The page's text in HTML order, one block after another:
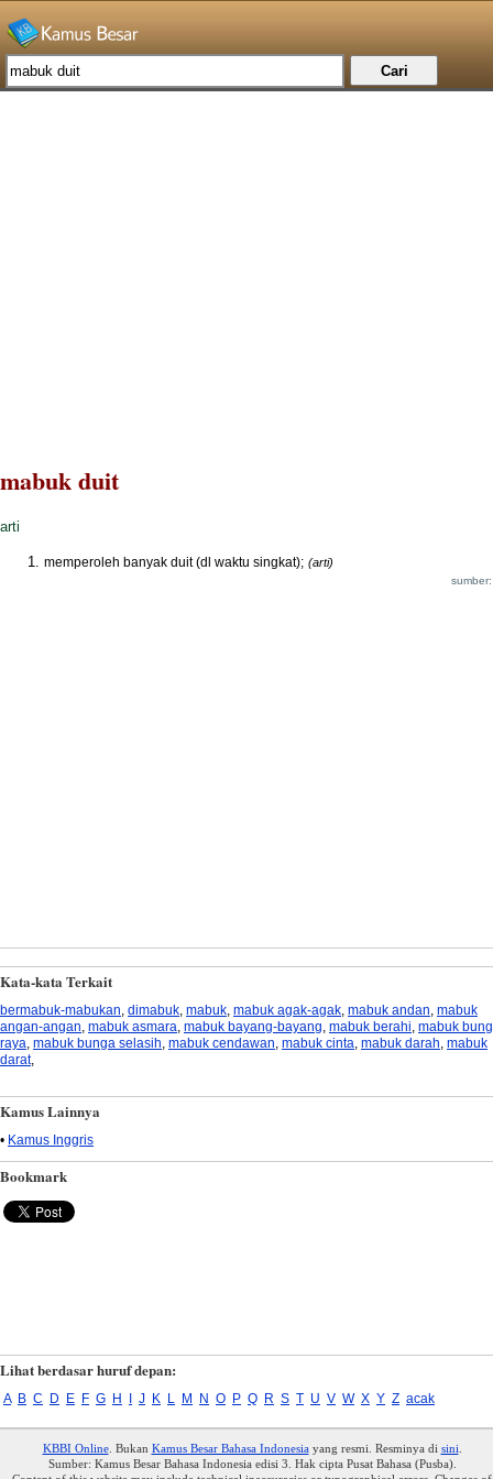
mabuk duit
arti
memperoleh banyak duit (dl waktu singkat); (arti)
Kata-kata Terkait
bermabuk-mabukan dimabuk mabuk mabuk agak-agak mabuk andan mabuk
angan-angan mabuk asmara mabuk bayang-bayang mabuk berahi mabuk
raya mabuk bunga selasih mabuk cendawan mabuk cinta mabuk darah mabuk
darat,
Kamus Lainnya
• Kamus Inggris
Bookmark
Lihat berdasar huruf depan:
A B C D E F G H J K L M N O P Q R S T U V W X Y Z acak
KBBI Online. Bukan Kamus Besar Bahasa Indonesiayang resmi. Resminya di sini
Sumber: Kamus Besar Bahasa Indonesia edisi 3. Hak cipta Pusat Bahasa (Pusba).